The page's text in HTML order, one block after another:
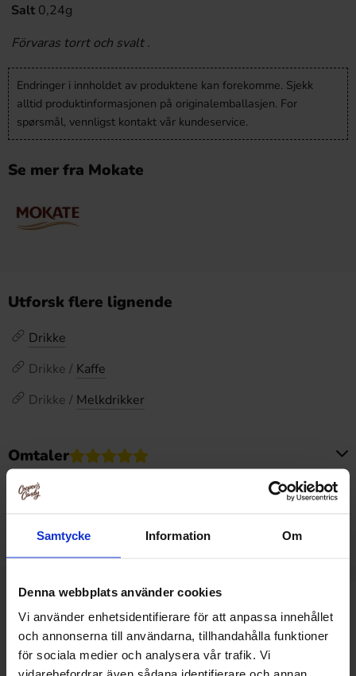
Samtycke Information Om
Denna webbplats använder cookies
Vi använder enhetsidentifierare för att anpassa innehållet
och annonserna till användarna, tillhandahålla funktioner
för sociala medier och analysera vår trafik. Vi
Salt 0,24g
Förvaras torrt och svalt .
Endringer i innholdet av produktene kan forekomme. Sjekk
alltid produktinformasjonen på originalemballasjen. For
spørsmål, vennligst kontakt vår kundeservice.
Se mer fra Mokate
Utforsk flere lignende
Drikke
Drikke / Kaffe
Drikke / Melkdrikker
Omtaler
Dette produktet har ingen anmeldelser
Prishistorikk
Laveste pris de siste 30 dagene er 22.90 kr (2026-08-06)
Relaterte produkter